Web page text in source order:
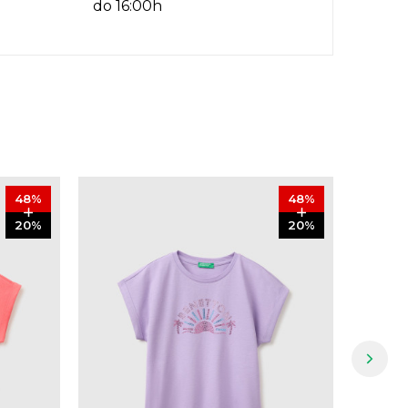
do 16:00h
48%
20%
48%
20%